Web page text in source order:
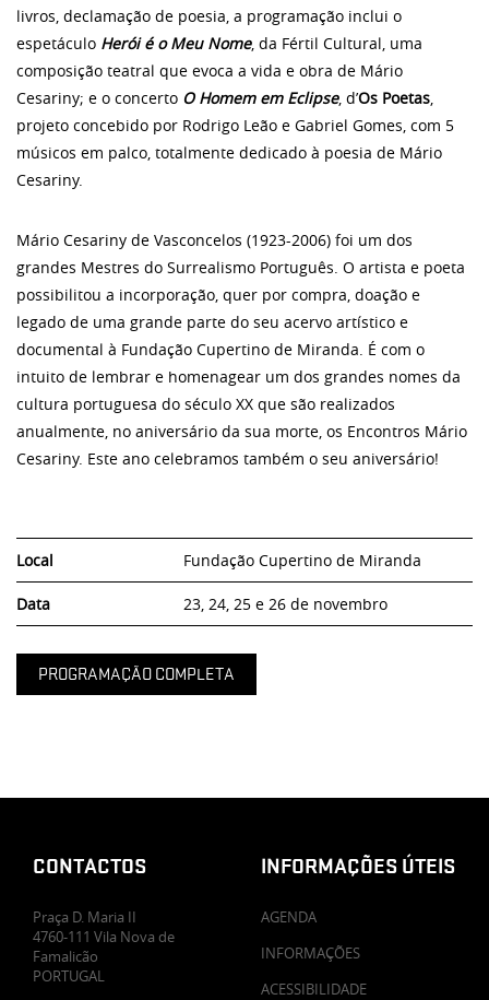
livros, declamação de poesia, a programação inclui o
espetáculo Herói é o Meu Nome, da Fértil Cultural, uma
composição teatral que evoca a vida e obra de Mário
Cesariny; e o concerto O Homem em Eclipse, d’Os Poetas,
projeto concebido por Rodrigo Leão e Gabriel Gomes, com 5
músicos em palco, totalmente dedicado à poesia de Mário
Cesariny.
Mário Cesariny de Vasconcelos (1923-2006) foi um dos
grandes Mestres do Surrealismo Português. O artista e poeta
possibilitou a incorporação, quer por compra, doação e
legado de uma grande parte do seu acervo artístico e
documental à Fundação Cupertino de Miranda. É com o
intuito de lembrar e homenagear um dos grandes nomes da
cultura portuguesa do século XX que são realizados
anualmente, no aniversário da sua morte, os Encontros Mário
Cesariny. Este ano celebramos também o seu aniversário!
Local Fundação Cupertino de Miranda
Data 23, 24, 25 e 26 de novembro
PROGRAMAÇÃO COMPLETA
CONTACTOS
Praça D. Maria II
4760-111 Vila Nova de
Famalicão
PORTUGAL
INFORMAÇÕES ÚTEIS
AGENDA
INFORMAÇÕES
ACESSIBILIDADE